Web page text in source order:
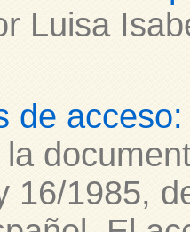
Luisa
de acceso:
la
16/1985,